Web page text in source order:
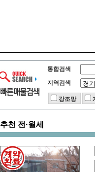
통합검색
지역검색
강조망
추천 전·월세